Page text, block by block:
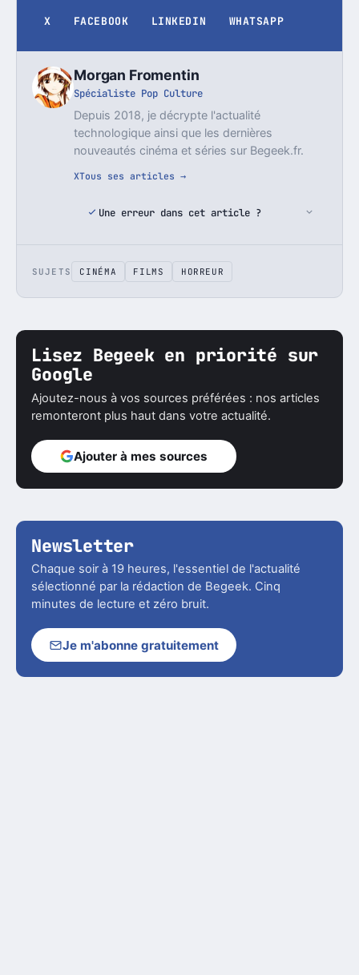
X FACEBOOK LINKEDIN WHATSAPP
Morgan Fromentin
Spécialiste Pop Culture
Depuis 2018, je décrypte l'actualité
technologique ainsi que les dernières
nouveautés cinéma et séries sur Begeek.fr.
XTous ses articles →
Une erreur dans cet article ?
SUJETS CINÉMA FILMS HORREUR
Lisez Begeek en priorité sur
Google
Ajoutez-nous à vos sources préférées : nos articles
remonteront plus haut dans votre actualité.
Ajouter à mes sources
Newsletter
Chaque soir à 19 heures, l'essentiel de l'actualité
sélectionné par la rédaction de Begeek. Cinq
minutes de lecture et zéro bruit.
Je m'abonne gratuitement